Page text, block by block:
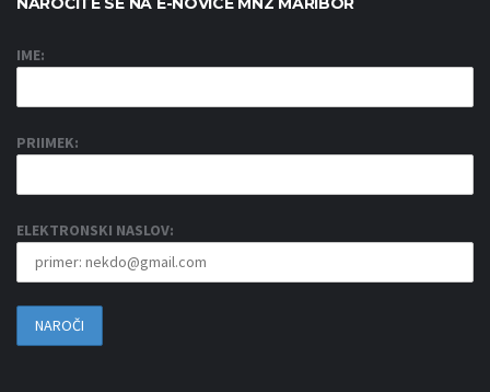
IME:
PRIIMEK:
ELEKTRONSKI NASLOV: